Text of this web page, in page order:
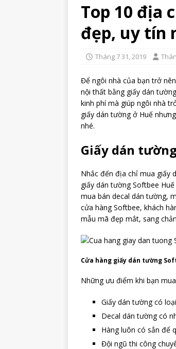
Top 10 địa
đẹp, uy tín
Tháng 7 31, 2019
Để ngôi nhà của bạn trở
nội thất bằng giấy dán
kinh phí mà giúp ngôi nhà
giấy dán tường ở Huế
nhé.
Giấy dán
Nhắc đến địa chỉ mua giấy
giấy dán tường Softbee
mua bán decal dán tường,
cửa hàng Softbee, khách
mẫu mã đẹp mắt, sang
Cửa hàng giấy dán tường
Những ưu điểm khi bạn
Giấy dán tường có
Decal dán tường có
Hàng luôn có sẳn để
Đội ngũ thi công